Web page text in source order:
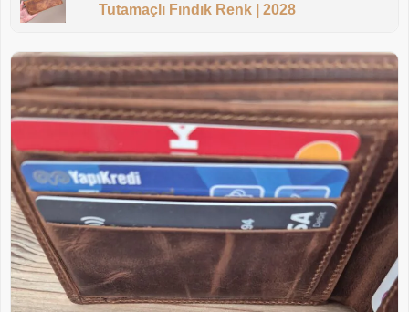
Tutamaçlı Fındık Renk | 2028